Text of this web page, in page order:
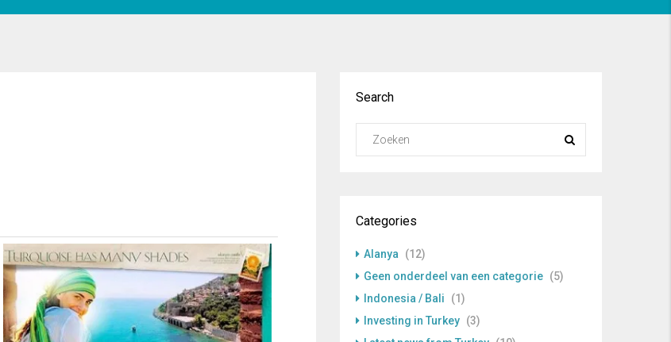
Search
Categories
Alanya
(12)
Geen onderdeel van een categorie (5)
Indonesia / Bali
(1)
Investing in Turkey (3)